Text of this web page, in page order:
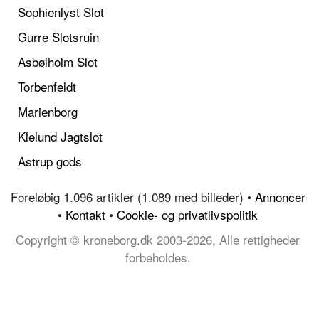
Sophienlyst Slot
Gurre Slotsruin
Asbølholm Slot
Torbenfeldt
Marienborg
Klelund Jagtslot
Astrup gods
Foreløbig 1.096 artikler (1.089 med billeder) • Annoncer
• Kontakt • Cookie- og privatlivspolitik
Copyright © kroneborg.dk 2003-2026, Alle rettigheder
forbeholdes.